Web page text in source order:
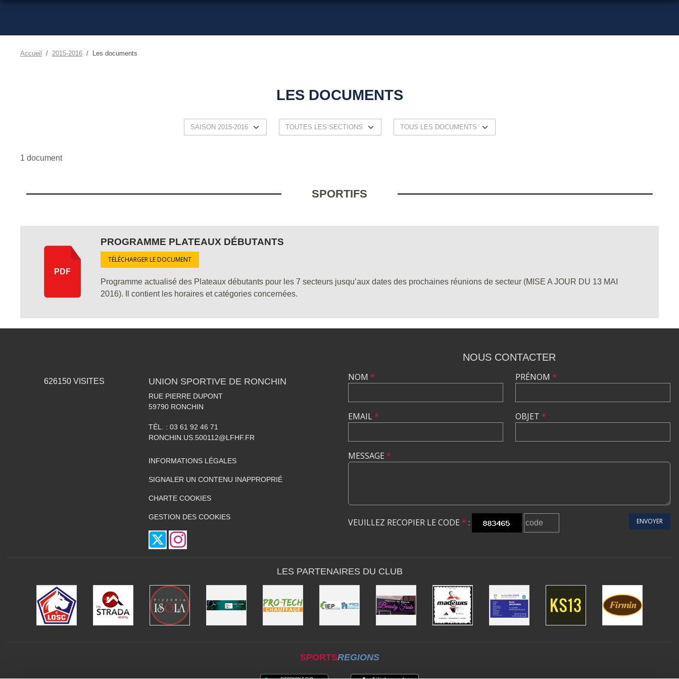
Accueil 2015-2016 Les documents
LES DOCUMENTS
1 document
SPORTIFS
PDF
PROGRAMME PLATEAUX DÉBUTANTS
TÉLÉCHARGER LE DOCUMENT
Programme actualisé des Plateaux débutants pour les 7 secteurs jusqu’aux dates des prochaines réunions de secteur (MISE A JOUR DU 13 MAI
2016). Il contient les horaires et catégories concernées.
626150 VISITES UNION SPORTIVE DE RONCHIN
RUE PIERRE DUPONT
59790 RONCHIN
TÉL. : 03 61 92 46 71
RONCHIN.US.500112@LFHF.FR
INFORMATIONS LÉGALES
SIGNALER UN CONTENU INAPPROPRIÉ
CHARTE COOKIES
GESTION DES COOKIES
NOUS CONTACTER
NOM *
EMAIL*
PRÉNOM *
OBJET *
MESSAGE *
VEUILLEZ RECOPIER LE CODE * : ENVOYER
LES PARTENAIRES DU CLUB
SPORTSREGIONS